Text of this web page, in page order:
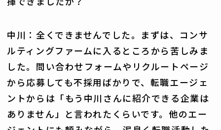
中川：全くできませんでした。まずは、コンサ
ルティングファームに入るところから苦しみま
した。問い合わせフォームやリクルートページ
から応募しても不採用ばかりで、転職エージェ
ントからは「もう中川さんに紹介できる企業は
ありません」と言われたくらいです。他のエー